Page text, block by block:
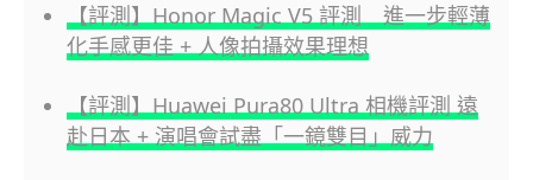
【評測】Honor Magic V5 評測 進一步輕薄
化手感更佳 + 人像拍攝效果理想
【評測】Huawei Pura80 Ultra 相機評測 遠
赴日本 + 演唱會試盡「一鏡雙目」威力